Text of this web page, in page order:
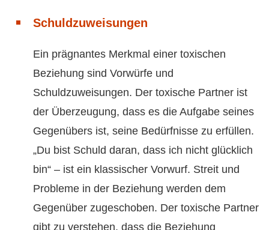
Schuldzuweisungen
Ein prägnantes Merkmal einer toxischen
Beziehung sind Vorwürfe und
Schuldzuweisungen. Der toxische Partner ist
der Überzeugung, dass es die Aufgabe seines
Gegenübers ist, seine Bedürfnisse zu erfüllen.
„Du bist Schuld daran, dass ich nicht glücklich
bin“ – ist ein klassischer Vorwurf. Streit und
Probleme in der Beziehung werden dem
Gegenüber zugeschoben. Der toxische Partner
gibt zu verstehen, dass die Beziehung